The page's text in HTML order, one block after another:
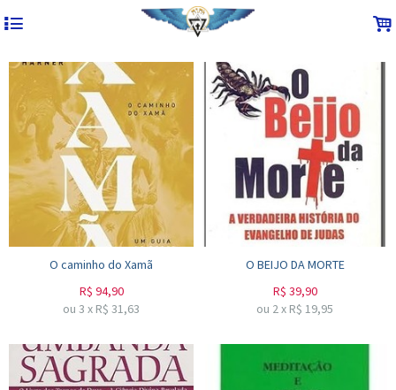
4 .
O caminho do Xamã
R$ 94,90
ou 3 x R$ 31,63
O BEIJO DA MORTE
R$ 39,90
ou 2x R$ 19,95